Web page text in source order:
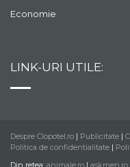
Economie
LINK-URI UTILE:
Despre Clopotel.ro | Publicitate |
Politica de confidentialitate |
Din retea: animale.ro | askmen.ro